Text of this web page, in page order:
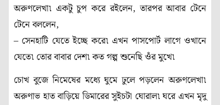
অরুণলেখা৷ একটু চুপ করে রইলেন, তারপর আবার টেনে
টেনে বললেন,
– সেনহাটি যেতে ইচ্ছে করে৷ এখন পাসপোর্ট লাগে ওখানে
যেতে৷ তোর বাবার দেশ৷ কত গল্প শুনেছি ওঁর মুখে৷
চোখ বুজে নিমেষের মধ্যে ঘুমে ঢুলে পড়লেন অরুণলেখা৷
অরুণাভ হাত বাড়িয়ে ডিমারের সুইচটা ঘোরাল৷ ঘরে এখন মৃদু